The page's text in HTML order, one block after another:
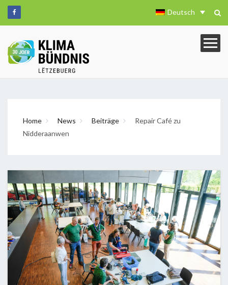
Deutsch
Home News Beiträge
Repair Café zu
Nidderaanwen